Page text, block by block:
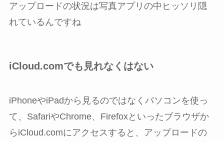
アップロードの状況は写真アプリの中ヒッソリ隠
れているんですね
iCloud.comでも見れなくはない
iPhoneやiPadから見るのではなくパソコンを使っ
て、SafariやChrome、Firefoxといったブラウザか
らiCloud.comにアクセスすると、アップロードの